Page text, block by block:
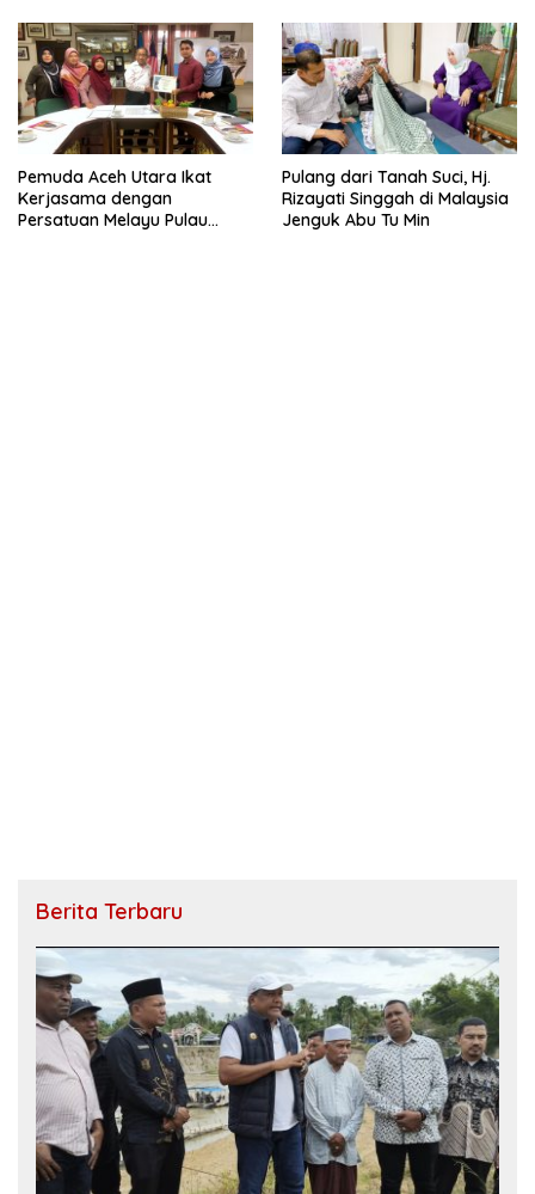
Pemuda Aceh Utara Ikat
Kerjasama dengan
Persatuan Melayu Pulau
Pulang dari Tanah Suci, Hj.
Rizayati Singgah di Malaysia
Jenguk Abu Tu Min
Berita Terbaru